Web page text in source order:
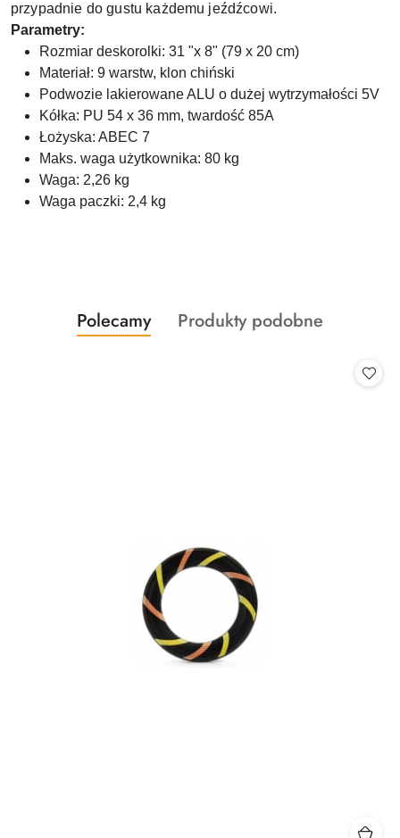
przypadnie do gustu każdemu jeźdźcowi.
Parametry:
Rozmiar deskorolki: 31 "x 8" (79 x 20 cm)
Materiał: 9 warstw, klon chiński
Podwozie lakierowane ALU o dużej wytrzymałości 5V
Kółka: PU 54 x 36 mm, twardość 85A
Łożyska: ABEC 7
Maks. waga użytkownika: 80 kg
Waga: 2,26 kg
Waga paczki: 2,4 kg
Pomiń karuzelę produktów
Produkty
o
Polecamy
Produkty
Produkty podobne